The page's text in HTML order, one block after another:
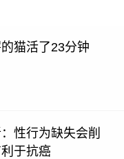
猫活了23分钟
性行为缺失会削
于抗癌